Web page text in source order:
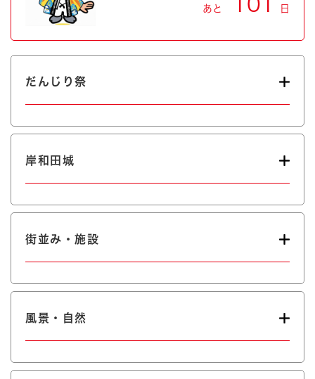
あと 日
だんじり祭
岸和田城
街並み・施設
風景・自然